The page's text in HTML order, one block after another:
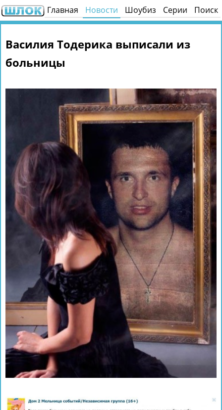
Главная Новости Шоубиз Серии Поиск
Василия Тодерика выписали из
больницы